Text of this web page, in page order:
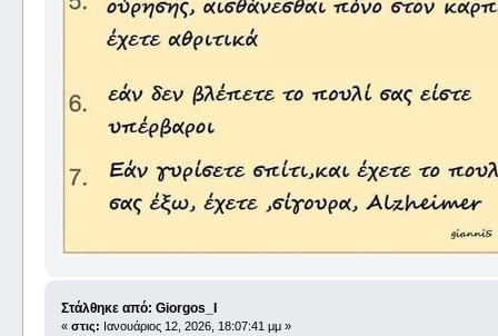
Στάλθηκε από: Giorgos_I
« στις: Ιανουάριος 12, 2026, 18:07:41 μμ »